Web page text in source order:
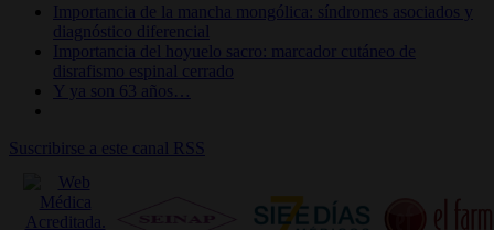
Importancia de la mancha mongólica: síndromes asociados y
diagnóstico diferencial
Importancia del hoyuelo sacro: marcador cutáneo de
disrafismo espinal cerrado
Y ya son 63 años…
Suscribirse a este canal RSS